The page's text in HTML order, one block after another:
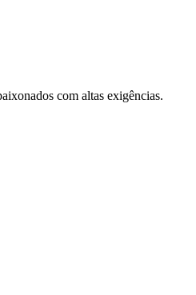
com altas exigências.